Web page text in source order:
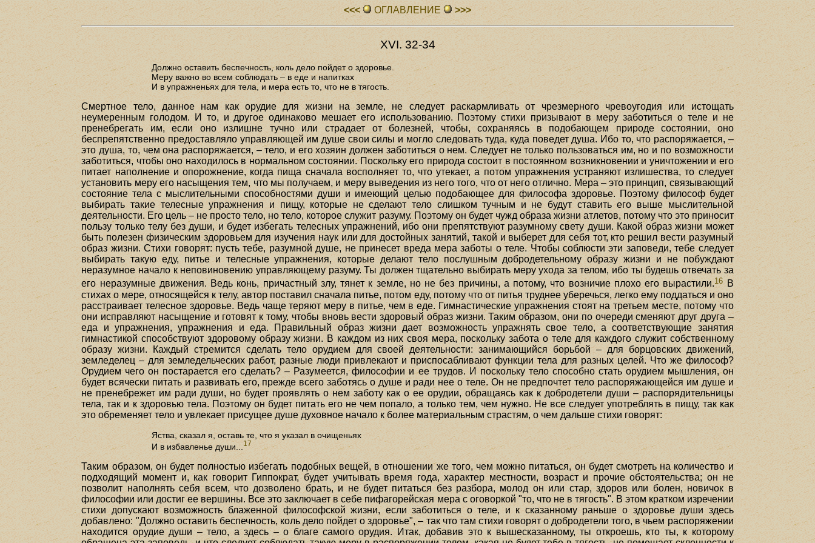
<<< ОГЛАВЛЕHИЕ >>>
XVI. 32-34
Должно оставить беспечность, коль дело пойдет о здоровье.
Меру важно во всем соблюдать – в еде и напитках
И в упражненьях для тела, и мера есть то, что не в тягость.
Смертное тело, данное нам как орудие для жизни на земле, не следует раскармливать от чрезмерного чревоугодия или истощать
неумеренным голодом. И то, и другое одинаково мешает его использованию. Поэтому стихи призывают в меру заботиться о теле и не
пренебрегать им, если оно излишне тучно или страдает от болезней, чтобы, сохраняясь в подобающем природе состоянии, оно
беспрепятственно предоставляло управляющей им душе свои силы и могло следовать туда, куда поведет душа. Ибо то, что распоряжается, –
это душа, то, чем она распоряжается, – тело, и его хозяин должен заботиться о нем. Следует не только пользоваться им, но и по возможности
заботиться, чтобы оно находилось в нормальном состоянии. Поскольку его природа состоит в постоянном возникновении и уничтожении и его
питает наполнение и опорожнение, когда пища сначала восполняет то, что утекает, а потом упражнения устраняют излишества, то следует
установить меру его насыщения тем, что мы получаем, и меру выведения из него того, что от него отлично. Мера – это принцип, связывающий
состояние тела с мыслительными способностями души и имеющий целью подобающее для философа здоровье. Поэтому философ будет
выбирать такие телесные упражнения и пищу, которые не сделают тело слишком тучным и не будут ставить его выше мыслительной
деятельности. Его цель – не просто тело, но тело, которое служит разуму. Поэтому он будет чужд образа жизни атлетов, потому что это приносит
пользу только телу без души, и будет избегать телесных упражнений, ибо они препятствуют разумному свету души. Какой образ жизни может
быть полезен физическим здоровьем для изучения наук или для достойных занятий, такой и выберет для себя тот, кто решил вести разумный
образ жизни. Стихи говорят: пусть тебе, разумной душе, не принесет вреда мера заботы о теле. Чтобы соблюсти эти заповеди, тебе следует
выбирать такую еду, питье и телесные упражнения, которые делают тело послушным добродетельному образу жизни и не побуждают
неразумное начало к неповиновению управляющему разуму. Ты должен тщательно выбирать меру ухода за телом, ибо ты будешь отвечать за
его неразумные движения. Ведь конь, причастный злу, тянет к земле, но не без причины, а потому, что возничие плохо его вырастили.16 В
стихах о мере, относящейся к телу, автор поставил сначала питье, потом еду, потому что от питья труднее уберечься, легко ему поддаться и оно
расстраивает телесное здоровье. Ведь чаще теряют меру в питье, чем в еде. Гимнастические упражнения стоят на третьем месте, потому что
они исправляют насыщение и готовят к тому, чтобы вновь вести здоровый образ жизни. Таким образом, они по очереди сменяют друг друга –
еда и упражнения, упражнения и еда. Правильный образ жизни дает возможность упражнять свое тело, а соответствующие занятия
гимнастикой способствуют здоровому образу жизни. В каждом из них своя мера, поскольку забота о теле для каждого служит собственному
образу жизни. Каждый стремится сделать тело орудием для своей деятельности: занимающийся борьбой – для борцовских движений,
земледелец – для земледельческих работ, разные люди привлекают и приспосабливают функции тела для разных целей. Что же философ?
Орудием чего он постарается его сделать? – Разумеется, философии и ее трудов. И поскольку тело способно стать орудием мышления, он
будет всячески питать и развивать его, прежде всего заботясь о душе и ради нее о теле. Он не предпочтет тело распоряжающейся им душе и
не пренебрежет им ради души, но будет проявлять о нем заботу как о ее орудии, обращаясь как к добродетели души – распорядительницы
тела, так и к здоровью тела. Поэтому он будет питать его не чем попало, а только тем, чем нужно. Не все следует употреблять в пищу, так как
это обременяет тело и увлекает присущее душе духовное начало к более материальным страстям, о чем дальше стихи говорят:
Яства, сказал я, оставь те, что я указал в очищеньях
И в избавленье души...
17
Таким образом, он будет полностью избегать подобных вещей, в отношении же того, чем можно питаться, он будет смотреть на количество и
подходящий момент и, как говорит Гиппократ, будет учитывать время года, характер местности, возраст и прочие обстоятельства; он не
позволит наполнять себя всем, что дозволено брать, и не будет питаться без разбора, молод он или стар, здоров или болен, новичок в
философии или достиг ее вершины. Все это заключает в себе пифагорейская мера с оговоркой "то, что не в тягость". В этом кратком изречении
стихи допускают возможность блаженной философской жизни, если заботиться о теле, и к сказанному раньше о здоровье души здесь
добавлено: "Должно оставить беспечность, коль дело пойдет о здоровье", – так что там стихи говорят о добродетели того, в чьем распоряжении
находится орудие души – тело, а здесь – о благе самого орудия. Итак, добавив это к вышесказанному, ты откроешь, кто ты, к которому